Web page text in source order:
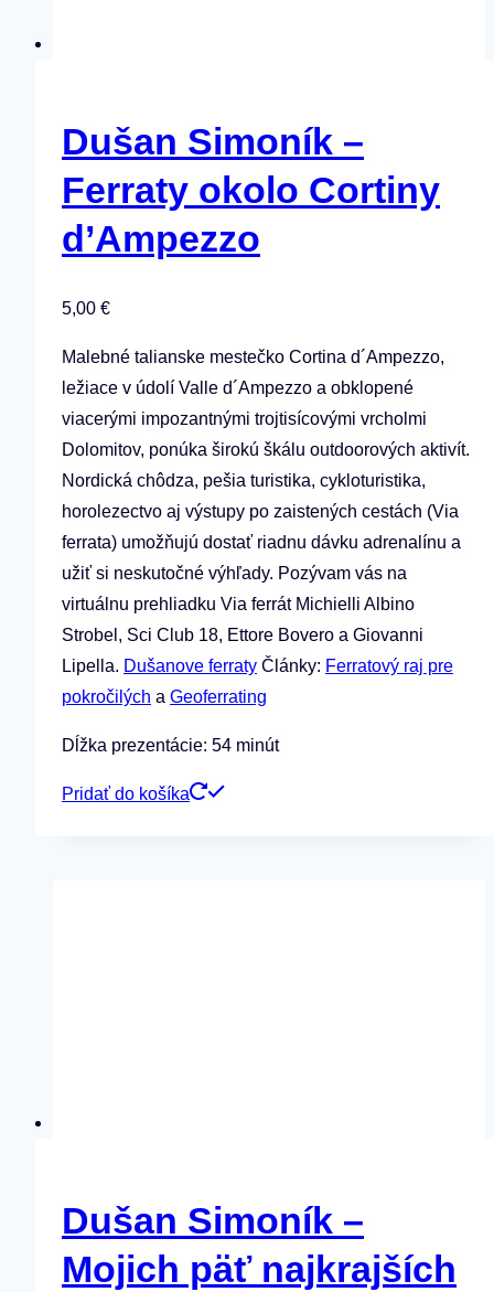
Dušan Simoník –
Ferraty okolo Cortiny
d’Ampezzo
5,00 €
Malebné talianske mestečko Cortina d´Ampezzo,
ležiace v údolí Valle d´Ampezzo a obklopené
viacerými impozantnými trojtisícovými vrcholmi
Dolomitov, ponúka širokú škálu outdoorových aktivít.
Nordická chôdza, pešia turistika, cykloturistika,
horolezectvo aj výstupy po zaistených cestách (Via
ferrata) umožňujú dostať riadnu dávku adrenalínu a
užiť si neskutočné výhľady. Pozývam vás na
virtuálnu prehliadku Via ferrát Michielli Albino
Strobel, Sci Club 18, Ettore Bovero a Giovanni
Lipella. Dušanove ferraty Články: Ferratový raj pre
pokročilých a Geoferrating
Dĺžka prezentácie: 54 minút
Pridať do košíka
Dušan Simoník –
Mojich päť najkrajších